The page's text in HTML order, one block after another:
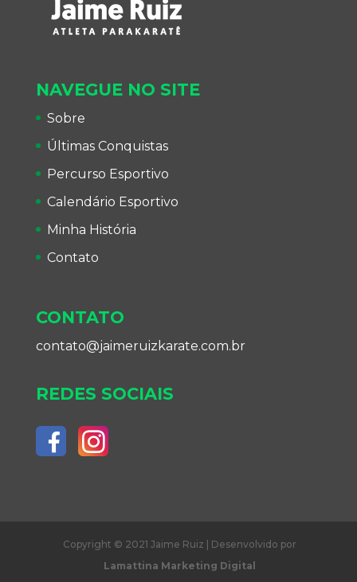
NAVEGUE NO SITE
Sobre
Últimas Conquistas
Percurso Esportivo
Calendário Esportivo
Minha História
Contato
CONTATO
contato@jaimeruizkarate.com.br
REDES SOCIAIS
Copyright © 2021 Jaime Ruiz | Desenvolvido por
Lamattina Marketing Digital